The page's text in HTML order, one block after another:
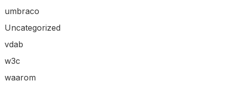
umbraco
Uncategorized
vdab
w3c
waarom